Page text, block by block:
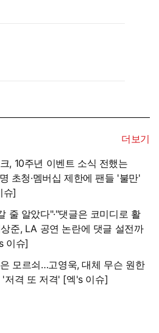
더보기
, 10주년 이벤트 소식 전했는
초청·멤버십 제한에 팬들 '불만'
슈]
줄 알았다"·"댓글은 코미디로 활
준, LA 공연 논란에 댓글 설전까
이슈]
모르쇠…고영욱, 대체 무슨 원한
'저격 또 저격' [엑's 이슈]